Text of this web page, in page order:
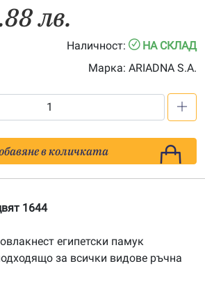
лв.
Наличност:
НА СКЛАД
Марка: ARIADNA S.A.
в количката
1644
египетски памук
за всички видове ръчна